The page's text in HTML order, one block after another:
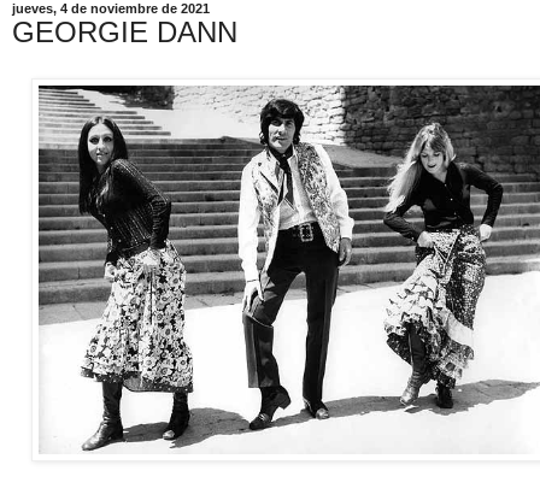
jueves, 4 de noviembre de 2021
GEORGIE DANN